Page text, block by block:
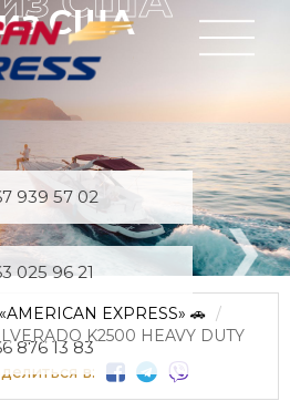
США
939 57 02
025 96 21
876 13 83
EXPRESS» 🚗
K2500 HEAVY DUTY
в: